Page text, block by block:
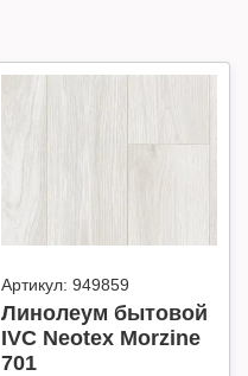
Артикул: 949859
Линолеум бытовой
IVC Neotex Morzine
701